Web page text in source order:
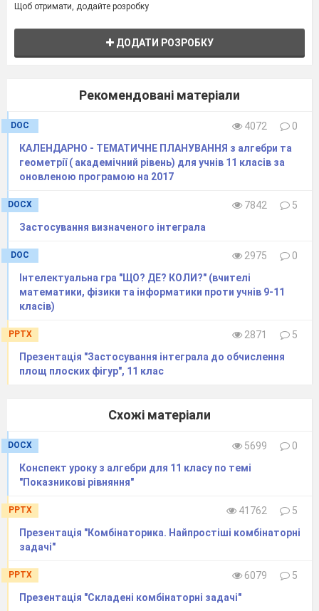
добутку.
Перестановки,
комбінації.
Перестановки,
комбінації.
29
Випадкова подія.
Відносна частота
Ймовірність події.
Відносна частота
події.
Ймовірність події.
31
робота.
32
Ймовірність події.
Вибіркові
характеристики:
розмах вибірки,
мода, медіана,
інформації про
вибірку.
ція
знань, умінь та
Щоб отримати, додайте розробку
ДОДАТИ РОЗРОБКУ
Рекомендовані матеріали
DOC 4072
0
КАЛЕНДАРНО - ТЕМАТИЧНЕ ПЛАНУВАННЯ з алгебри та
геометрії ( академічний рівень) для учнів 11 класів за
оновленою програмою на 2017
DOCX 7842
5
Застосування визначеного інтеграла
DOC 2975
0
Інтелектуальна гра "ЩО? ДЕ? КОЛИ?" (вчителі
математики, фізики та інформатики проти учнів 9-11
класів)
PPTX 2871
5
Презентація "Застосування інтеграла до обчислення
площ плоских фігур", 11 клас
Схожі матеріали
DOCX 5699
0
Конспект уроку з алгебри для 11 класу по темі
"Показникові рівняння"
PPTX 41762
5
Презентація "Комбінаторика. Найпростіші комбінаторні
задачі"
PPTX 6079
5
Презентація "Складені комбінаторні задачі"